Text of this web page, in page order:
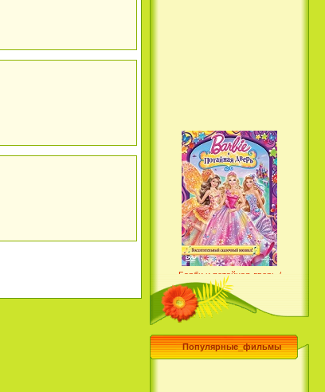
Барби и потайная дверь /
Barbie and the Secret Door
(2014)
Популярные_фильмы